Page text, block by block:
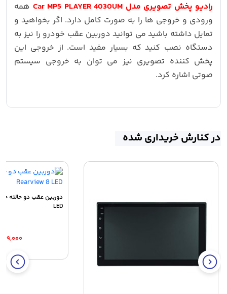
رادیو پخش تصویری مدل Car MP5 PLAYER 4030UM
همه
ورودی و خروجی ها را به صورت کامل دارد. اگر بخواهید و
تمایل داشته باشید می توانید دوربین عقب خودرو را نیز به
دستگاه نصب کنید که بسیار مفید است. از خروجی این
پخش کننده تصویری نیز می توان به خروجی سیستم
صوتی اشاره کرد.
در کنارش خریداری شده
LED